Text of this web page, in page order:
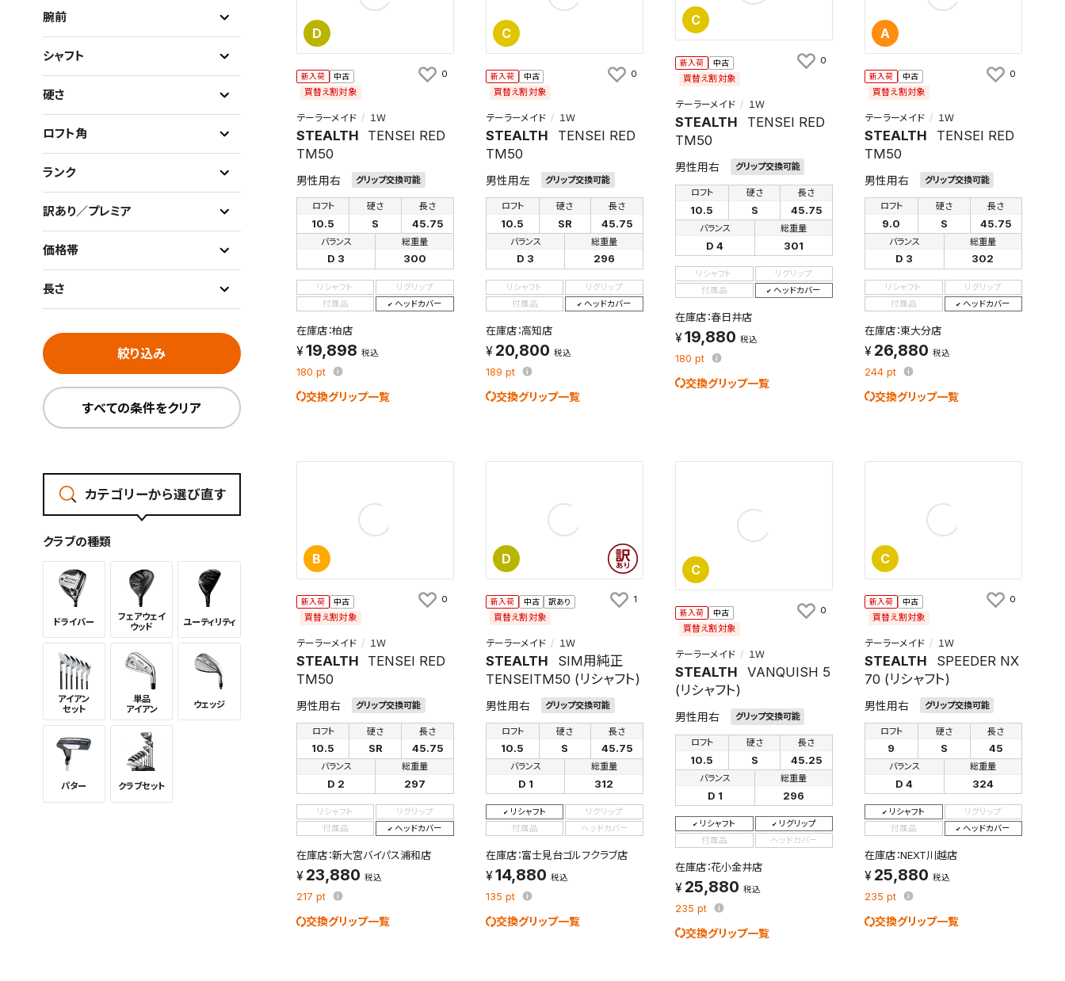
D
新入荷 中古
買替え割対象
テーラーメイド １Ｗ
STEALTH
TENSEI RED
TM50
男性用右 グリップ交換可能
ロフト
10.5
硬さ
S
長さ
45.75
バランス
D 3
総重量
300
リシャフト
リグリップ
付属品
ヘッドカバー
在庫店：柏店
19,898 税込
180 pt
交換グリップ一覧
0
C
新入荷 中古
買替え割対象
テーラーメイド １Ｗ
STEALTH
TENSEI RED
TM50
男性用左 グリップ交換可能
ロフト
10.5
硬さ
SR
長さ
45.75
バランス
D 3
総重量
296
リシャフト
リグリップ
付属品
ヘッドカバー
在庫店：高知店
20,800 税込
189 pt
交換グリップ一覧
0
C
新入荷 中古
買替え割対象
テーラーメイド １Ｗ
STEALTH
TENSEI RED
TM50
男性用右 グリップ交換可能
ロフト
10.5
硬さ
S
長さ
45.75
バランス
D 4
総重量
301
リシャフト
リグリップ
付属品
ヘッドカバー
在庫店：春日井店
19,880 税込
180 pt
交換グリップ一覧
0
A
新入荷 中古
買替え割対象
テーラーメイド １Ｗ
STEALTH
TENSEI RED
TM50
男性用右 グリップ交換可能
ロフト
9.0
硬さ
S
長さ
45.75
バランス
D 3
総重量
302
リシャフト
リグリップ
付属品
ヘッドカバー
在庫店：東大分店
26,880 税込
244pt
交換グリップ一覧
0
B
新入荷 中古
買替え割対象
テーラーメイド １Ｗ
STEALTH
TENSEI RED
TM50
男性用右 グリップ交換可能
ロフト
10.5
硬さ
SR
長さ
45.75
バランス
D 2
総重量
297
リシャフト
リグリップ
付属品
ヘッドカバー
在庫店：新大宮バイパス浦和店
23,880 税込
217 pt
交換グリップ一覧
0
D
新入荷 中古 訳あり
買替え割対象
テーラーメイド １Ｗ
STEALTH
SIM用純正
TENSEITM50 (リシャフト)
男性用右 グリップ交換可能
ロフト
10.5
硬さ
S
長さ
45.75
バランス
D 1
総重量
312
リシャフト
リグリップ
付属品
ヘッドカバー
在庫店：富士見台ゴルフクラブ店
14,880 税込
135 pt
交換グリップ一覧
1
C
新入荷 中古
買替え割対象
テーラーメイド １Ｗ
STEALTH
VANQUISH 5
(リシャフト)
男性用右 グリップ交換可能
ロフト
10.5
硬さ
S
長さ
45.25
バランス
D 1
総重量
296
リシャフト
リグリップ
付属品
ヘッドカバー
在庫店：花小金井店
25,880 税込
235 pt
交換グリップ一覧
0
C
新入荷 中古
買替え割対象
テーラーメイド １Ｗ
STEALTH
SPEEDER NX
70 (リシャフト)
男性用右 グリップ交換可能
ロフト
9
硬さ
S
長さ
45
バランス
D 4
総重量
324
リシャフト
リグリップ
付属品
ヘッドカバー
在庫店：NEXT川越店
25,880 税込
235pt
交換グリップ一覧
0
腕前
シャフト
硬さ
ロフト角
ランク
訳あり／プレミア
価格帯
長さ
絞り込み
すべての条件をクリア
カテゴリーから選び直す
クラブの種類
ドライバー
フェアウェイ
ウッド
ユーティリティ
アイアン
セット
単品
アイアン
ウェッジ
パター クラブセット